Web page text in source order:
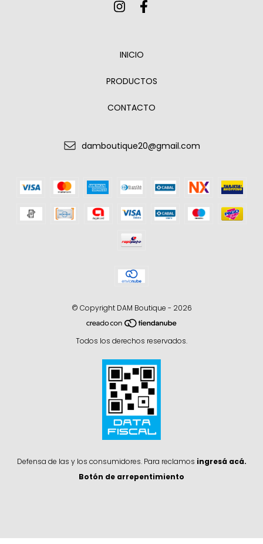
INICIO
PRODUCTOS
CONTACTO
damboutique20@gmail.com
© Copyright DAM Boutique - 2026
Todos los derechos reservados.
Defensa de las y los consumidores. Para reclamos ingresá acá.
Botón de arrepentimiento